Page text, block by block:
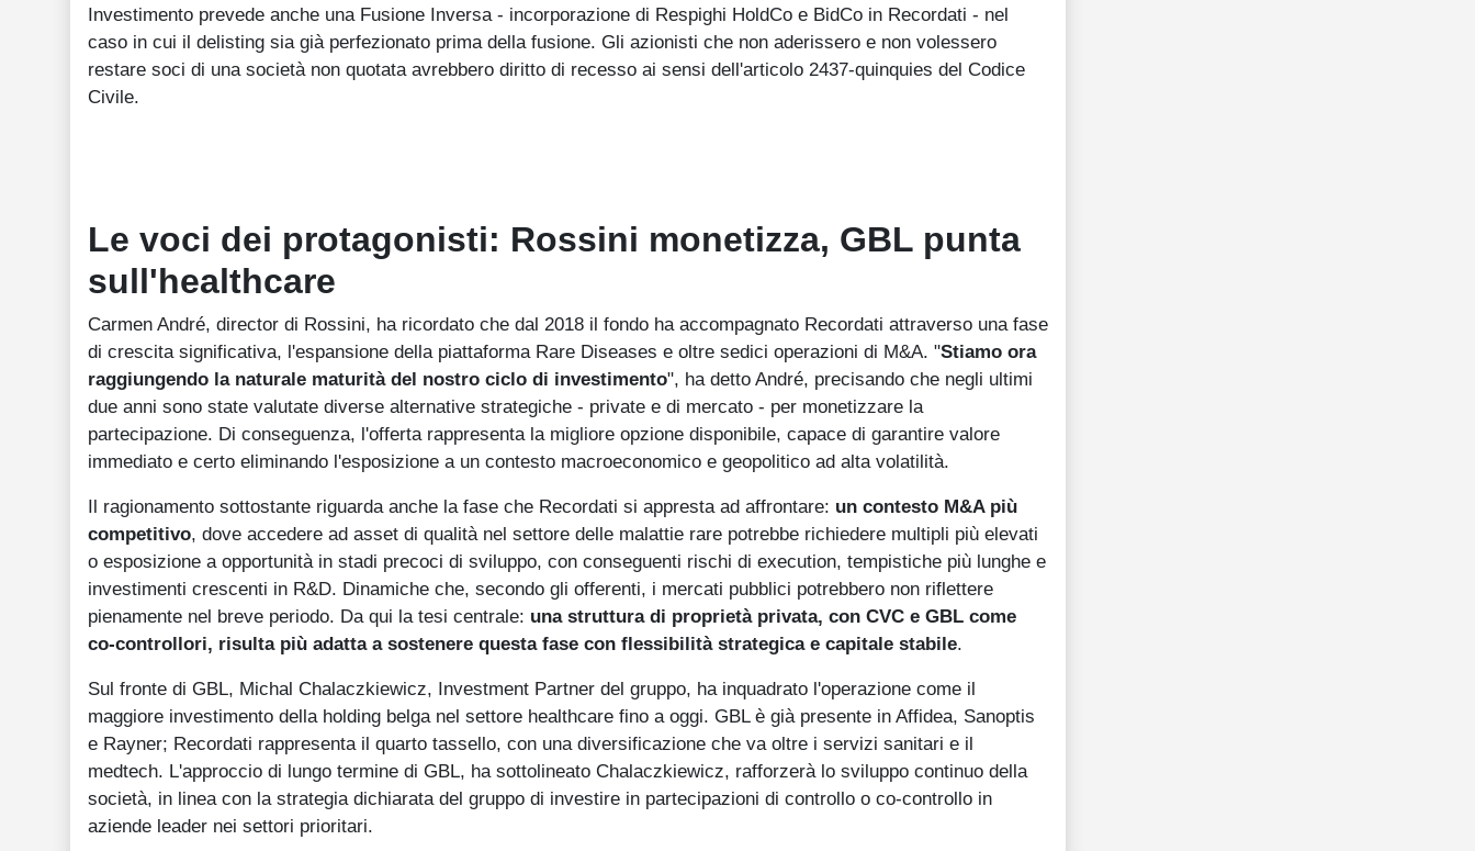
Investimento prevede anche una Fusione Inversa - incorporazione di Respighi HoldCo e BidCo in Recordati - nel
caso in cui il delisting sia già perfezionato prima della fusione. Gli azionisti che non aderissero e non volessero
restare soci di una società non quotata avrebbero diritto di recesso ai sensi dell'articolo 2437-quinquies del Codice
Civile.
Le voci dei protagonisti: Rossini monetizza, GBL punta
sull'healthcare
Carmen André, director di Rossini, ha ricordato che dal 2018 il fondo ha accompagnato Recordati attraverso una fase
di crescita significativa, l'espansione della piattaforma Rare Diseases e oltre sedici operazioni di M&A. "Stiamo ora
raggiungendo la naturale maturità del nostro ciclo di investimento", ha detto André, precisando che negli ultimi
due anni sono state valutate diverse alternative strategiche - private e di mercato - per monetizzare la
partecipazione. Di conseguenza, l'offerta rappresenta la migliore opzione disponibile, capace di garantire valore
immediato e certo eliminando l'esposizione a un contesto macroeconomico e geopolitico ad alta volatilità.
Il ragionamento sottostante riguarda anche la fase che Recordati si appresta ad affrontare: un contesto M&A più
competitivo, dove accedere ad asset di qualità nel settore delle malattie rare potrebbe richiedere multipli più elevati
o esposizione a opportunità in stadi precoci di sviluppo, con conseguenti rischi di execution, tempistiche più lunghe e
investimenti crescenti in R&D. Dinamiche che, secondo gli offerenti, i mercati pubblici potrebbero non riflettere
pienamente nel breve periodo. Da qui la tesi centrale: una struttura di proprietà privata, con CVC e GBL come
co-controllori, risulta più adatta a sostenere questa fase con flessibilità strategica e capitale stabile.
Sul fronte di GBL, Michal Chalaczkiewicz, Investment Partner del gruppo, ha inquadrato l'operazione come il
maggiore investimento della holding belga nel settore healthcare fino a oggi. GBL è già presente in Affidea, Sanoptis
e Rayner; Recordati rappresenta il quarto tassello, con una diversificazione che va oltre i servizi sanitari e il
medtech. L'approccio di lungo termine di GBL, ha sottolineato Chalaczkiewicz, rafforzerà lo sviluppo continuo della
società, in linea con la strategia dichiarata del gruppo di investire in partecipazioni di controllo o co-controllo in
aziende leader nei settori prioritari.